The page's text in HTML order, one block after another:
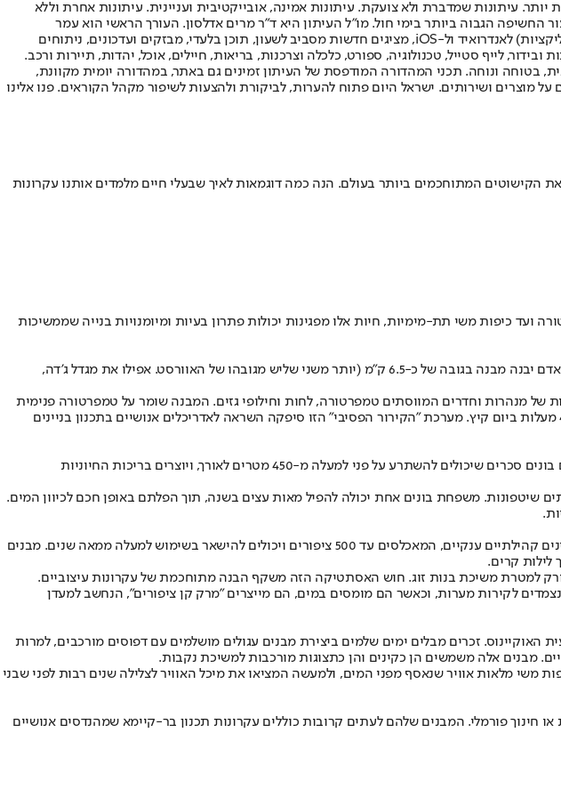
עיתונות שמדברת ולא צועקת. עיתונות אמינה, אובייקטיבית ועניינית. עיתונות אחרת וללא
הפך "ישראל היום" לעיתון הישראלי בעל שיעור החשיפה הגבוה ביותר בימי חול. מו"ל העיתון היא ד"ר מרים אדלסון. העורך הראשי הוא עמר
לחמנוביץ, והעורך המייסד הוא עמוס רגב. אתרי האינטרנט של "ישראל היום" בעברית ובאנגלית, כמו כן היישומונים (אפליקציות) לאנדרואיד ול-iOS, מציגים חדשות מסביב לשעון, תוכן בלעדי, מבזקים ועדכונים, ניתוחים
לייף סטייל, טכנולוגיה, ספורט, כלכלה וצרכנות, בריאות, חיילים, אוכל, יהדות, תיירות ורכב.
בטוחה ונוחה. תכני המהדורה המודפסת של העיתון זמינים גם באתר, במהדורה יומית מקוונת,
מוצרים ושירותים. ישראל היום פתוח להערות, לביקורת ולהצעות לשיפור מקהל הקוראים. פנו אלינו
הקישוטים המתוחכמים ביותר בעולם. הנה כמה דוגמאות לאיך שבעלי חיים מלמדים אותנו עקרונות
ועד כיפות משי תת-מימיות, חיות אלו מפגינות יכולות פתרון בעיות ומיומנויות בנייה שממשיכות
טרמיטים מסוג מקרוטרמס באפריקה בונים תלים ענקיים, המגיעים לגובה של עד 9 מטרים. בהתחשב בגודלם, זה כמו שאדם יבנה מבנה בגובה של כ-6.5 ק"מ (יותר משני שליש מגובהו של האוורסט. אפילו את מגדל ג’דה,
וחדרים המווסתים טמפרטורה, לחות וחילופי גזים. המבנה שומר על טמפרטורה פנימית
כמעט קבועה של 30.5 מעלות צלזיוס, גם כשהטמפרטורה בחוץ צונחת למעלה וחצי בלילה, וגם כשהיא נוסקת לכמעט 40 מעלות ביום קיץ. מערכת "הקירור הפסיבי" הזו סיפקה השראה לאדריכלים אנושיים בתכנון בניינים
בונים משנים נופים שלמים בזכות מומחיותם בבניית סכרים. באמצעות ענפים, בוץ ואבנים, המכרסמים החמודים בעולם בונים סכרים שיכולים להשתרע על פני למעלה מ-450 מטרים לאורך, ויוצרים בריכות החיוניות
שיטפונות. משפחת בונים אחת יכולה להפיל מאות עצים בשנה, תוך הפלתם באופן חכם לכיוון המים.
ציפורים מציגות אולי את המגוון הגדול ביותר באדריכלות בעלי חיים; ציפורי האורג החברותיות בדרום אפריקה בונות קינים קהילתיים ענקיים, המאכלסים עד 500 ציפורים ויכולים להישאר בשימוש למעלה ממאה שנים. מבנים
לילות קרים.
ורק למטרת משיכת בנות זוג. חוש האסתטיקה הזה משקף הבנה מתוחכמת של עקרונות עיצוביים.
לקירות מערות, וכאשר הם מומסים במים, הם מייצרים "מרק קן ציפורים”, הנחשב למעדן
האוקיינוס. זכרים מבלים ימים שלמים ביצירת מבנים עגולים מושלמים עם דפוסים מורכבים, למרות
משי מלאות אוויר שנאסף מפני המים, ולמעשה המציאו את מיכל האוויר לצלילה שנים רבות לפני שבני
חינוך פורמלי. המבנים שלהם לעתים קרובות כוללים עקרונות תכנון בר-קיימא שמהנדסים אנושיים